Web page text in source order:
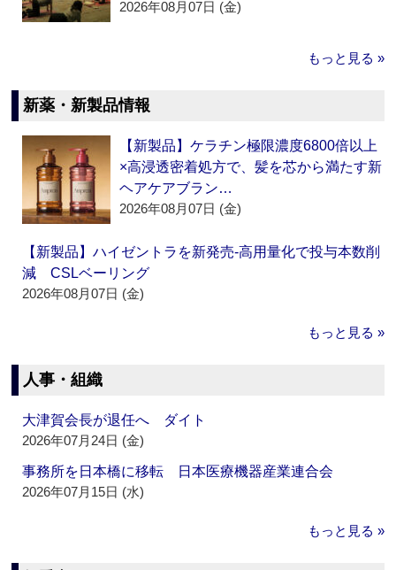
2026年08月07日 (金)
もっと見る »
新薬・新製品情報
【新製品】ケラチン極限濃度6800倍以上
×高浸透密着処方で、髪を芯から満たす新
ヘアケアブラン…
2026年08月07日 (金)
【新製品】ハイゼントラを新発売‐高用量化で投与本数削
減 CSLベーリング
2026年08月07日 (金)
もっと見る »
人事・組織
大津賀会長が退任へ ダイト
2026年07月24日 (金)
事務所を日本橋に移転 日本医療機器産業連合会
2026年07月15日 (水)
もっと見る »